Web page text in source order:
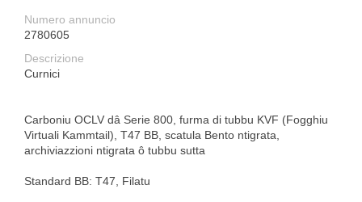
Numero annuncio
2780605
Descrizione
Curnici
Carboniu OCLV dâ Serie 800, furma di tubbu KVF (Fogghiu
Virtuali Kammtail), T47 BB, scatula Bento ntigrata,
archiviazzioni ntigrata ô tubbu sutta
Standard BB: T47, Filatu